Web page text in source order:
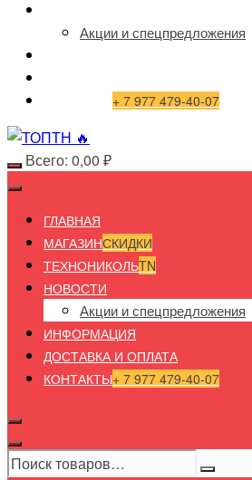
Акции и спецпредложения
+ 7 977 479-40-07
Всего: 0,00 ₽
ГЛАВНАЯ
МАГАЗИНСКИДКИ
ТЕХНОНИКОЛЬTN
НОВОСТИ
Акции и спецпредложения
ИНФОРМАЦИЯ
ДОСТАВКА И ОПЛАТА
КОНТАКТЫ+ 7 977 479-40-07